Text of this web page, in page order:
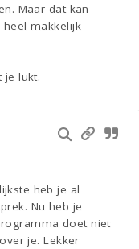
Maar dat kan
makkelijk
je lukt.
heb je al
Nu heb je
doet niet
je. Lekker